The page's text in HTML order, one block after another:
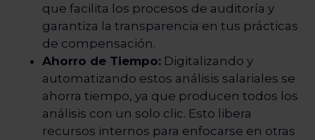
que facilita los procesos de auditoría y
garantiza la transparencia en tus prácticas
de compensación.
Ahorro de Tiempo: Digitalizando y
automatizando estos análisis salariales se
ahorra tiempo, ya que producen todos los
análisis con un solo clic. Esto libera
recursos internos para enfocarse en otras